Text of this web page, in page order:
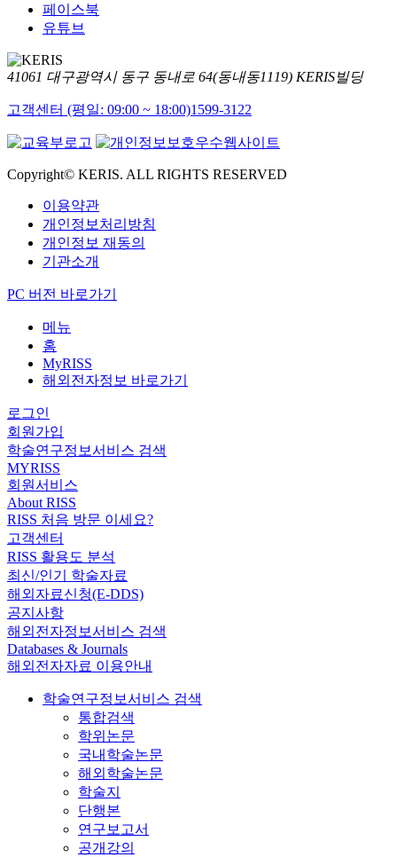
페이스북
유튜브
41061 대구광역시 동구 동내로 64(동내동1119) KERIS빌딩
고객센터 (평일: 09:00 ~ 18:00)1599-3122
Copyright© KERIS. ALL RIGHTS RESERVED
이용약관
개인정보처리방침
개인정보 재동의
기관소개
PC 버전 바로가기
메뉴
홈
MyRISS
해외전자정보 바로가기
로그인
회원가입
학술연구정보서비스 검색
MYRISS
회원서비스
About RISS
RISS 처음 방문 이세요?
고객센터
RISS 활용도 분석
최신/인기 학술자료
해외자료신청(E-DDS)
공지사항
해외전자정보서비스 검색
Databases & Journals
해외전자자료 이용안내
학술연구정보서비스 검색
통합검색
학위논문
국내학술논문
해외학술논문
학술지
단행본
연구보고서
공개강의